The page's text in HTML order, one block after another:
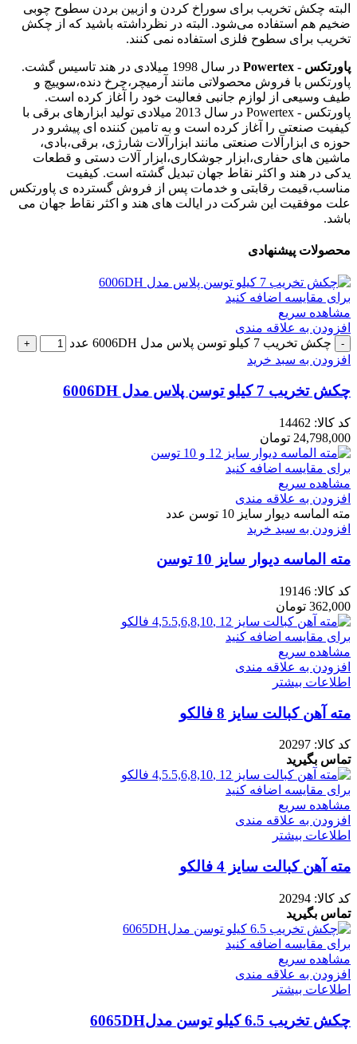
البته چکش تخریب برای سوراخ کردن و ازبین‌ بردن سطوح چوبی
ضخیم هم استفاده می‌شود. البته در نظرداشته باشید که از چکش
تخریب برای سطوح فلزی استفاده نمی‌ کنند.
پاورتکس - Powertex
در سال 1998 میلادی در هند تاسیس گشت.
پاورتکس با فروش محصولاتی مانند آرمیچر،چرخ دنده،سوییچ و
طیف وسیعی از لوازم جانبی فعالیت خود را آغاز کرده است.
پاورتکس - Powertex در سال 2013 میلادی تولید ابزارهای برقی با
کیفیت صنعتی را آغاز کرده است و به تامین کننده ای پیشرو در
حوزه ی ابزارآلات صنعتی مانند ابزارآلات شارژی، برقی،بادی،
ماشین های حفاری،ابزار جوشکاری،ابزار آلات دستی و قطعات
یدکی در هند و اکثر نقاط جهان تبدیل گشته است. کیفیت
مناسب،قیمت رقابتی و خدمات پس از فروش گسترده ی پاورتکس
علت موفقیت این شرکت در ایالت های هند و اکثر نقاط جهان می
باشد.
محصولات پیشنهادی
برای مقایسه اضافه کنید
مشاهده سریع
افزودن به علاقه مندی
چکش تخریب 7 کیلو توسن پلاس مدل 6006DH عدد
افزودن به سبد خرید
چکش تخریب 7 کیلو توسن پلاس مدل 6006DH
کد کالا: 14462
24,798,000 تومان
برای مقایسه اضافه کنید
مشاهده سریع
افزودن به علاقه مندی
مته الماسه دیوار سایز 10 توسن عدد
افزودن به سبد خرید
مته الماسه دیوار سایز 10 توسن
کد کالا: 19146
362,000 تومان
برای مقایسه اضافه کنید
مشاهده سریع
افزودن به علاقه مندی
اطلاعات بیشتر
مته آهن کبالت سایز 8 فالکو
کد کالا: 20297
تماس بگیرید
برای مقایسه اضافه کنید
مشاهده سریع
افزودن به علاقه مندی
اطلاعات بیشتر
مته آهن کبالت سایز 4 فالکو
کد کالا: 20294
تماس بگیرید
برای مقایسه اضافه کنید
مشاهده سریع
افزودن به علاقه مندی
اطلاعات بیشتر
چکش تخریب 6.5 کیلو توسن مدل6065DH